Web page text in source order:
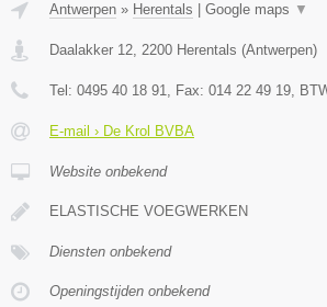
Antwerpen » Herentals Google maps ▼
Daalakker 12, 2200 Herentals (Antwerpen)
Tel: 0495 40 18 91, Fax: 014 22 49 19,
E-mail › De Krol BVBA
Website onbekend
ELASTISCHE VOEGWERKEN
Diensten onbekend
Openingstijden onbekend